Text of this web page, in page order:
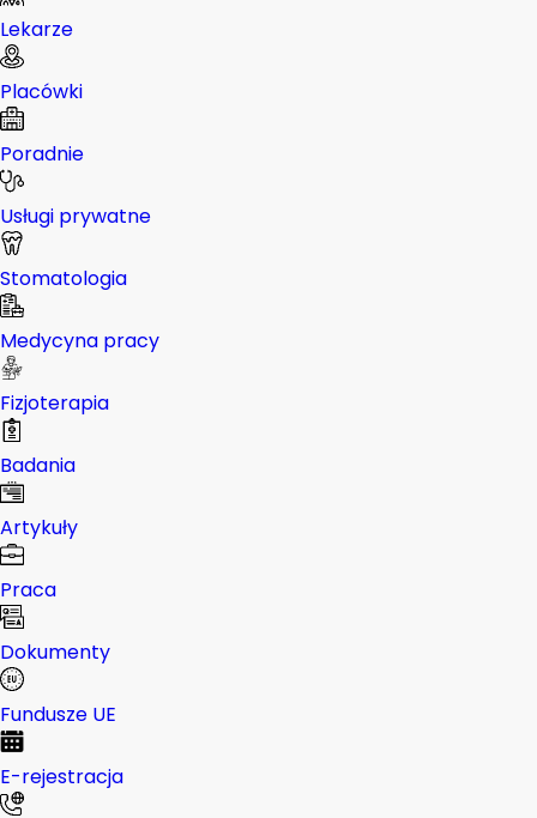
Lekarze
Placówki
Poradnie
Usługi prywatne
Stomatologia
Medycyna pracy
Fizjoterapia
Badania
Artykuły
Praca
Dokumenty
Fundusze UE
E-rejestracja